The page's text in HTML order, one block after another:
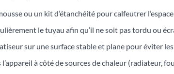
ou un kit d’étanchéité pour calfeutrer
le tuyau afin qu’il ne soit pas tordu ou
sur une surface stable et plane pour éviter
l’appareil à côté de sources de chaleur (radiateur,